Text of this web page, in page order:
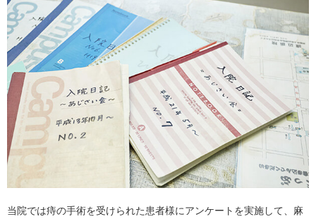
当院では痔の手術を受けられた患者様にアンケートを実施して、麻